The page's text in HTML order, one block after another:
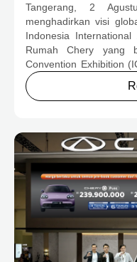
LENGKAP DAN
KONSUMEN
MILIAR
Tangerang, 2
menghadirkan visi
Indonesia
Rumah Chery yang
Convention Exhibition
rumah yang hangat
pengalaman
program apresiasi